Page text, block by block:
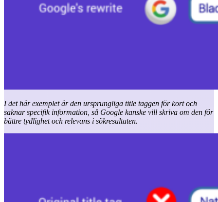
I det här exemplet är den ursprungliga title taggen för kort och
saknar specifik information, så Google kanske vill skriva om den för
bättre tydlighet och relevans i sökresultaten.